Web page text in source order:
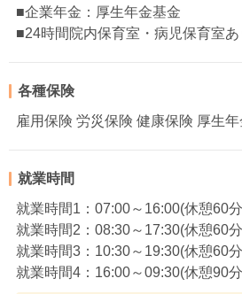
■企業年金：厚生年金基金
■24時間院内保育室・病児保育室あ
各種保険
雇用保険 労災保険 健康保険 厚生
就業時間
就業時間1：07:00～16:00(休憩60
就業時間2：08:30～17:30(休憩60
就業時間3：10:30～19:30(休憩60
就業時間4：16:00～09:30(休憩90